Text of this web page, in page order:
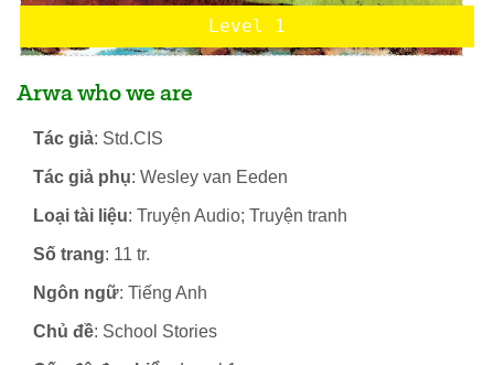
Level 1
Arwa who we are
Tác giả: Std.CIS
Tác giả phụ: Wesley van Eeden
Loại tài liệu: Truyện Audio; Truyện tranh
Số trang: 11 tr.
Ngôn ngữ: Tiếng Anh
Chủ đề: School Stories